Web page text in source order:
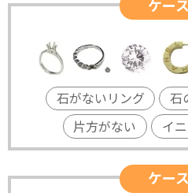
ケー
石がないリング 石
片方がない
イ
ケー